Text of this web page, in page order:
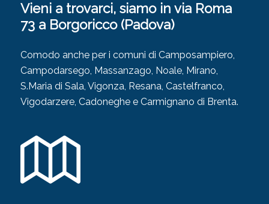
Vieni a trovarci, siamo in via Roma
73 a Borgoricco (Padova)
Comodo anche per i comuni di Camposampiero,
Campodarsego, Massanzago, Noale, Mirano,
S.Maria di Sala, Vigonza, Resana, Castelfranco,
Vigodarzere, Cadoneghe e Carmignano di Brenta.